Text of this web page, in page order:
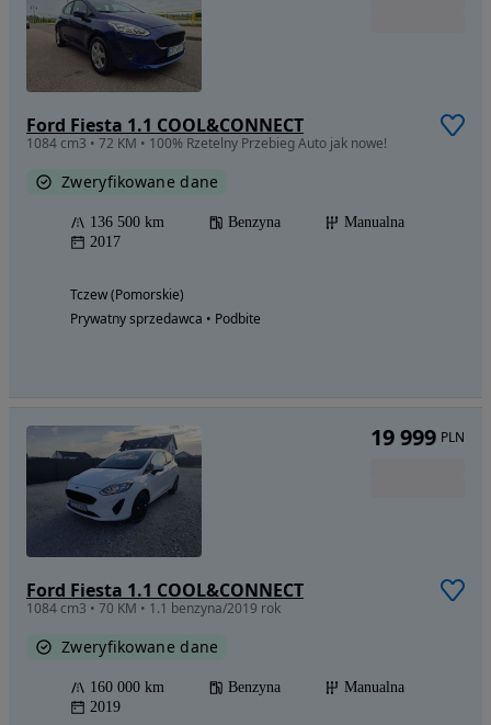
Ford Fiesta 1.1 COOL&CONNECT
1084 cm3 • 72 KM • 100% Rzetelny Przebieg Auto jak nowe!
Zweryfikowane dane
136 500 km Benzyna
Manualna
2017
Tczew (Pomorskie)
Prywatny sprzedawca • Podbite
Ford Fiesta 1.1 COOL&CONNECT
1084 cm3 • 70 KM • 1.1 benzyna/2019 rok
Zweryfikowane dane
160 000 km Benzyna
Manualna
2019
19 999 PLN